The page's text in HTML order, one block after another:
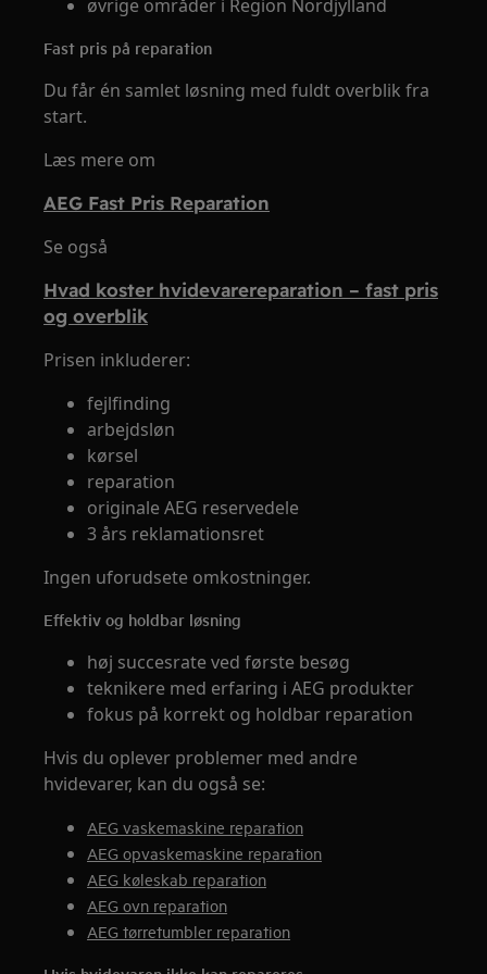
øvrige områder i Region Nordjylland
Fast pris på reparation
Du får én samlet løsning med fuldt overblik fra
start.
Læs mere om
AEG Fast Pris Reparation
Se også
Hvad koster hvidevarereparation – fast pris
og overblik
Prisen inkluderer:
fejlfinding
arbejdsløn
kørsel
reparation
originale AEG reservedele
3 års reklamationsret
Ingen uforudsete omkostninger.
Effektiv og holdbar løsning
høj succesrate ved første besøg
teknikere med erfaring i AEG produkter
fokus på korrekt og holdbar reparation
Hvis du oplever problemer med andre
hvidevarer, kan du også se:
AEG vaskemaskine reparation
AEG opvaskemaskine reparation
AEG køleskab reparation
AEG ovn reparation
AEG tørretumbler reparation